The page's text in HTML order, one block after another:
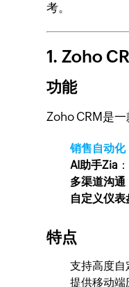
考。
1. Zoho
功能
Zoho CRM是
销售自动化
AI助手Zia
多渠道沟通
自定义仪表
特点
支持高度自
提供移动端